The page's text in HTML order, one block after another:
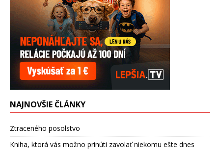
NAJNOVŠIE ČLÁNKY
Ztraceného posolstvo
Kniha, ktorá vás možno prinúti zavolať niekomu ešte dnes